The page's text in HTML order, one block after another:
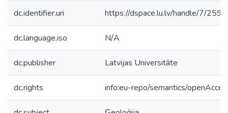
dc.identifier.uri https://dspace.lu.lv/handle/7/
dc.language.iso N/A
dc.publisher Latvijas Universitāte
dc.rights info:eu-repo/semantics/